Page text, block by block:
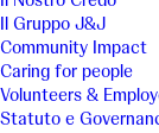
Il Gruppo J&J
Community Impact
Caring for people
Volunteers &
Statuto e